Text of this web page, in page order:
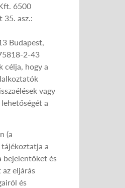
6500
35. asz.:
Budapest,
2-43
célja, hogy a
vagy
a
(a
a
bejelentőket és
az eljárás
és